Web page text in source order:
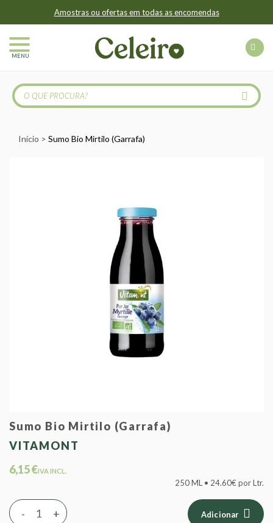
Amostras ou ofertas em todas as encomendas
MENU
Início Sumo Bio Mirtilo (Garrafa)
Sumo Bio Mirtilo (Garrafa)
VITAMONT
6,15 €IVA INCL.
250 ML • 24.60€ por Ltr.
+
- Adicionar